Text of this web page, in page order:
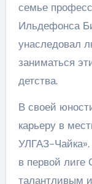
семье
Ильдефонса
унаследовал
заниматься
детства.
В своей
карьеру в
УЛГАЗ-
в первой
талантливым